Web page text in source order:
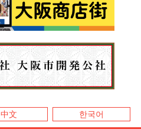
中文 한국어